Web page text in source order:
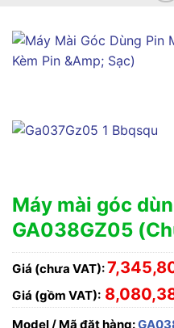
Máy mài góc
GA038GZ05
Giá (chưa VAT):
Giá (gồm VAT):
Model / Mã đặt hàng: